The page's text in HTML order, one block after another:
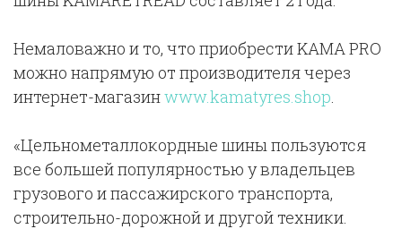
Немаловажно и то, что приобрести KAMA PRO
можно напрямую от производителя через
интернет-магазинwww.kamatyres.shop.
«Цельнометаллокордные шины пользуются
все большей популярностью у владельцев
грузового и пассажирского транспорта,
строительно-дорожной и другой техники.